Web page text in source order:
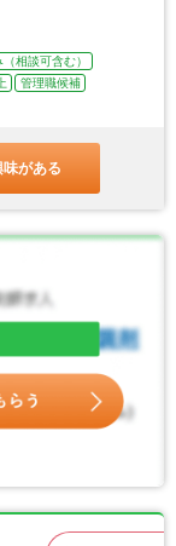
相談可含む）
管理職候補
がある